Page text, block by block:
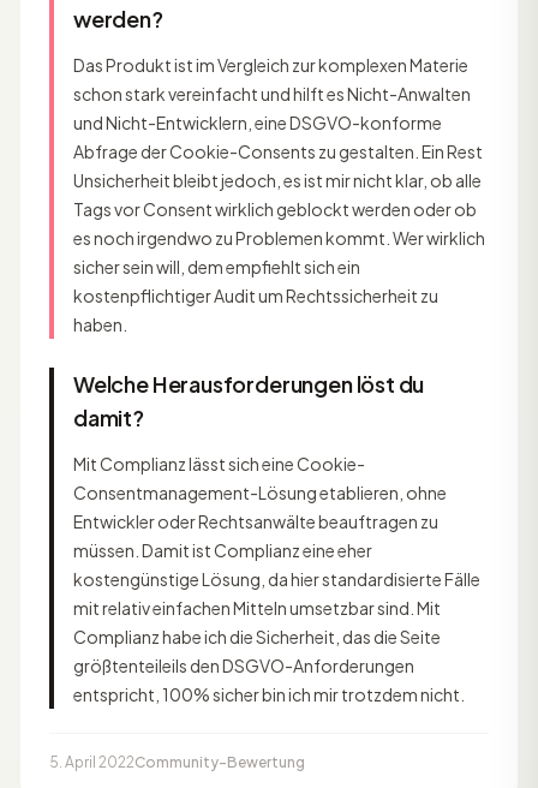
werden?
Das Produkt ist im Vergleich zur komplexen Materie
schon stark vereinfacht und hilft es Nicht-Anwalten
und Nicht-Entwicklern, eine DSGVO-konforme
Abfrage der Cookie-Consents zu gestalten. Ein Rest
Unsicherheit bleibt jedoch, es ist mir nicht klar, ob alle
Tags vor Consent wirklich geblockt werden oder ob
es noch irgendwo zu Problemen kommt. Wer wirklich
sicher sein will, dem empfiehlt sich ein
kostenpflichtiger Audit um Rechtssicherheit zu
haben.
Welche Herausforderungen löst du
damit?
Mit Complianz lässt sich eine Cookie-
Consentmanagement-Lösung etablieren, ohne
Entwickler oder Rechtsanwälte beauftragen zu
müssen. Damit ist Complianz eine eher
kostengünstige Lösung, da hier standardisierte Fälle
mit relativ einfachen Mitteln umsetzbar sind. Mit
Complianz habe ich die Sicherheit, das die Seite
größtenteileils den DSGVO-Anforderungen
entspricht, 100% sicher bin ich mir trotzdem nicht.
5. April 2022Community-Bewertung